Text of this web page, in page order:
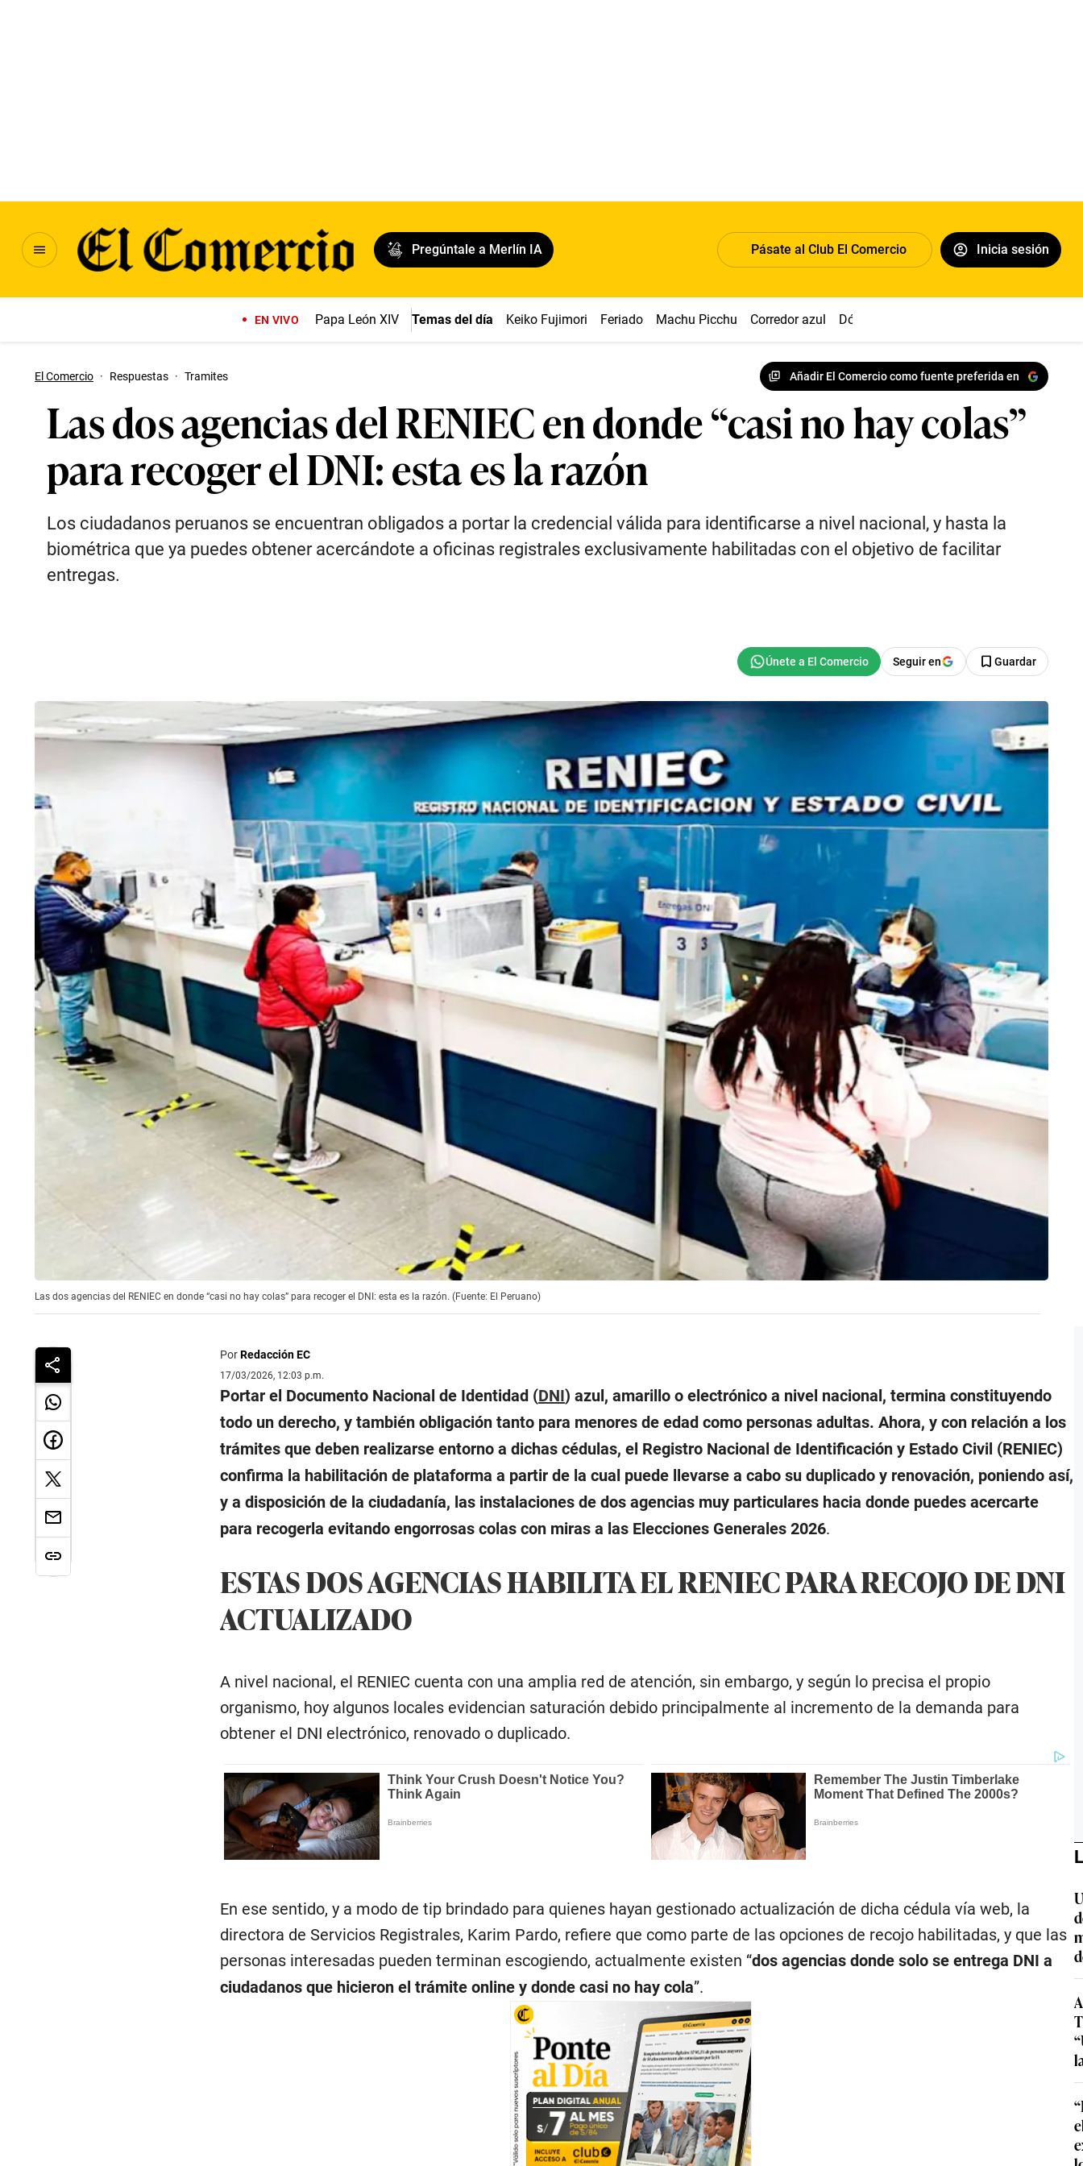
Pregúntale a Merlín IA Pásate al Club El Comercio Inicia sesión
EN VIVO Papa León XIV Temas del día Keiko Fujimori Feriado Machu Picchu Corredor azul Dólar
El Comercio · Respuestas · Tramites Añadir El Comercio como fuente preferida en
Las dos agencias del RENIEC en donde “casi no hay colas”
para recoger el DNI: esta es la razón
Los ciudadanos peruanos se encuentran obligados a portar la credencial válida para identificarse a nivel nacional, y hasta la
biométrica que ya puedes obtener acercándote a oficinas registrales exclusivamente habilitadas con el objetivo de facilitar
entregas.
Seguir en Guardar
Las dos agencias del RENIEC en donde “casi no hay colas” para recoger el DNI: esta es la razón. (Fuente: El Peruano)
PorRedacción EC
17/03/2026, 12:03 p.m.
Portar el Documento Nacional de Identidad (DNI) azul, amarillo o electrónico a nivel nacional, termina constituyendo
todo un derecho, y también obligación tanto para menores de edad como personas adultas. Ahora, y con relación a los
trámites que deben realizarse entorno a dichas cédulas, el Registro Nacional de Identificación y Estado Civil (RENIEC)
confirma la habilitación de plataforma a partir de la cual puede llevarse a cabo su duplicado y renovación, poniendo así,
y a disposición de la ciudadanía, las instalaciones de dos agencias muy particulares hacia donde puedes acercarte
para recogerla evitando engorrosas colas con miras a las Elecciones Generales 2026.
ESTAS DOS AGENCIAS HABILITA EL RENIEC PARA RECOJO DE DNI
ACTUALIZADO
A nivel nacional, el RENIEC cuenta con una amplia red de atención, sin embargo, y según lo precisa el propio
organismo, hoy algunos locales evidencian saturación debido principalmente al incremento de la demanda para
obtener el DNI electrónico, renovado o duplicado.
En ese sentido, y a modo de tip brindado para quienes hayan gestionado actualización de dicha cédula vía web, la
directora de Servicios Registrales, Karim Pardo, refiere que como parte de las opciones de recojo habilitadas, y que las
personas interesadas pueden terminan escogiendo, actualmente existen “dos agencias donde solo se entrega DNI a
ciudadanos que hicieron el trámite online y donde casi no hay cola”.